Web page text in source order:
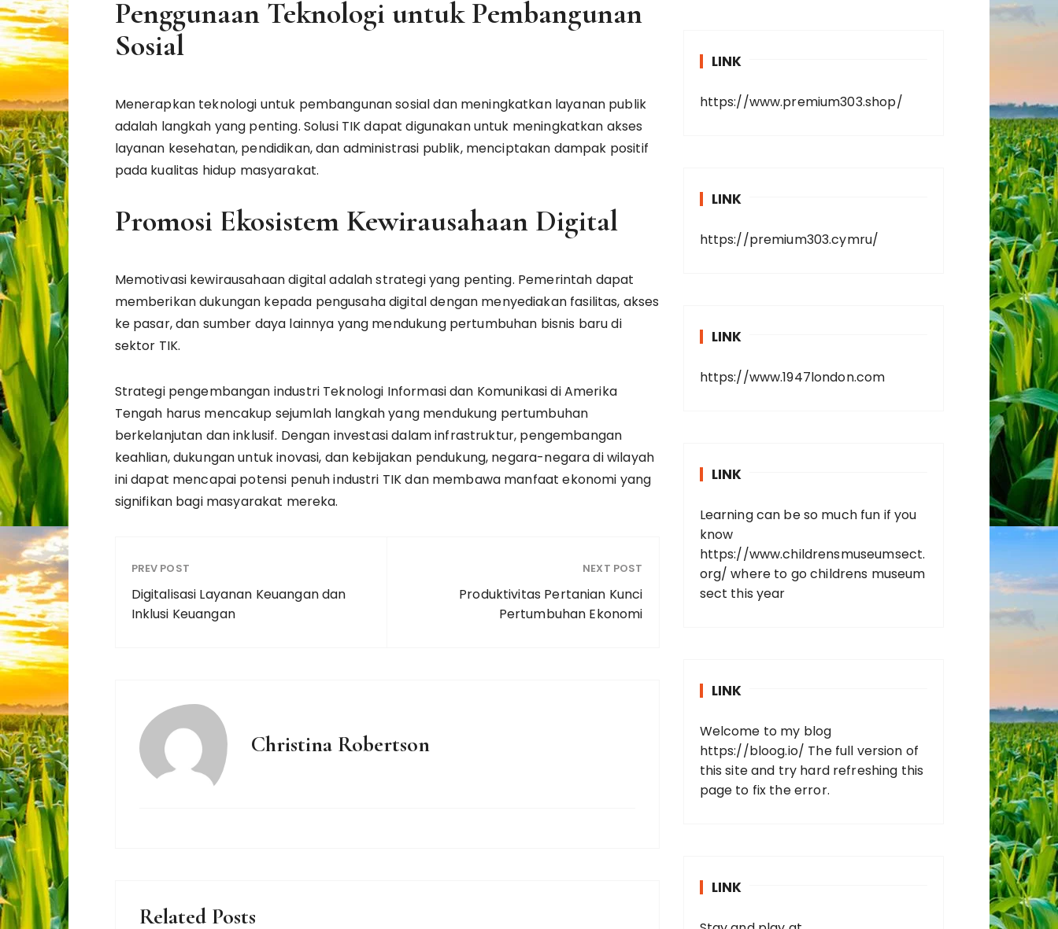
Penggunaan Teknologi untuk Pembangunan
Sosial
Menerapkan teknologi untuk pembangunan sosial dan meningkatkan layanan publik
adalah langkah yang penting. Solusi TIK dapat digunakan untuk meningkatkan akses
layanan kesehatan, pendidikan, dan administrasi publik, menciptakan dampak positif
pada kualitas hidup masyarakat.
Promosi Ekosistem Kewirausahaan Digital
Memotivasi kewirausahaan digital adalah strategi yang penting. Pemerintah dapat
memberikan dukungan kepada pengusaha digital dengan menyediakan fasilitas, akses
ke pasar, dan sumber daya lainnya yang mendukung pertumbuhan bisnis baru di
sektor TIK.
Strategi pengembangan industri Teknologi Informasi dan Komunikasi di Amerika
Tengah harus mencakup sejumlah langkah yang mendukung pertumbuhan
berkelanjutan dan inklusif. Dengan investasi dalam infrastruktur, pengembangan
keahlian, dukungan untuk inovasi, dan kebijakan pendukung, negara-negara di wilayah
ini dapat mencapai potensi penuh industri TIK dan membawa manfaat ekonomi yang
signifikan bagi masyarakat mereka.
PREV POST
Digitalisasi Layanan Keuangan dan
Inklusi Keuangan
NEXT POST
Produktivitas Pertanian Kunci
Pertumbuhan Ekonomi
Christina Robertson
Related Posts
LINK
https://www.premium303.shop/
LINK
https://premium303.cymru/
LINK
https://www.1947london.com
LINK
Learning can be so much fun if you
know
https://www.childrensmuseumsect.
org/ where to go childrens museum
sect this year
LINK
Welcome to my blog
https://bloog.io/ The full version of
this site and try hard refreshing this
page to fix the error.
LINK